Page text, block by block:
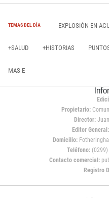
TEMAS DEL DÍA EXPLOSIÓN EN
+SALUD +HISTORIAS
MAS E
Propietario:
Director:
Editor General:
Domicilio:
Teléfono:
Contacto comercial:
Registro